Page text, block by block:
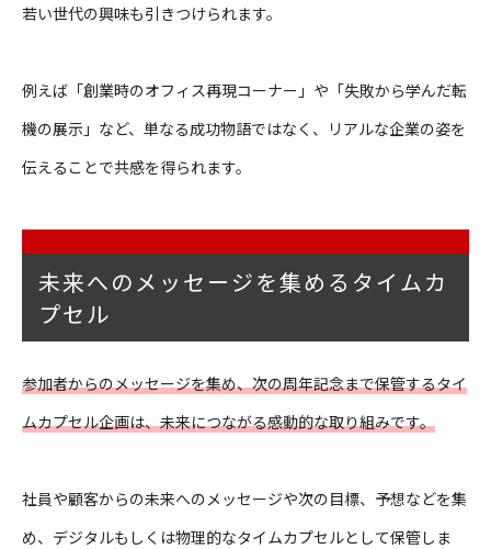
若い世代の興味も引きつけられます。
例えば「創業時のオフィス再現コーナー」や「失敗から学んだ転
機の展示」など、単なる成功物語ではなく、リアルな企業の姿を
伝えることで共感を得られます。
未来へのメッセージを集めるタイムカ
プセル
参加者からのメッセージを集め、次の周年記念まで保管するタイ
ムカプセル企画は、未来につながる感動的な取り組みです。
社員や顧客からの未来へのメッセージや次の目標、予想などを集
め、デジタルもしくは物理的なタイムカプセルとして保管しま